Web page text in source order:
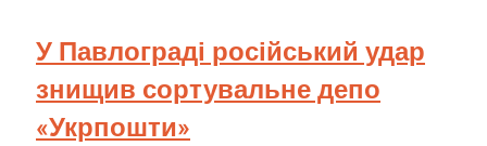
У Павлограді російський удар
знищив сортувальне депо
«Укрпошти»